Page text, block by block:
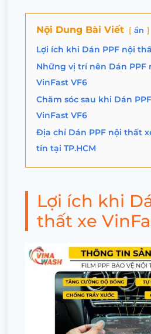
Nội Dung Bài Viết ẩn
Lợi ích khi Dán PPF nội
Những vị trí nên Dán PPF
VinFast VF6
Chăm sóc sau khi Dán
VinFast VF6
Địa chỉ Dán PPF nội thất
tín tại TP.HCM
Lợi ích khi
thất xe